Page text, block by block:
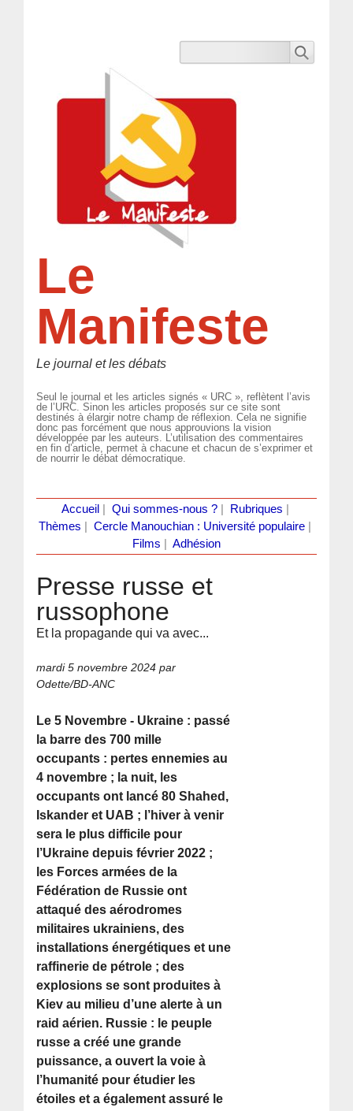
Le
Manifeste
Le journal et les débats
Seul le journal et les articles signés « URC », reflètent l’avis
de l’URC. Sinon les articles proposés sur ce site sont
destinés à élargir notre champ de réflexion. Cela ne signifie
donc pas forcément que nous approuvions la vision
développée par les auteurs. L’utilisation des commentaires
en fin d’article, permet à chacune et chacun de s’exprimer et
de nourrir le débat démocratique.
Accueil Qui sommes-nous ?| Rubriques
Thèmes
Cercle Manouchian : Université populaire
Films
Adhésion
Presse russe et
russophone
Et la propagande qui va avec...
mardi 5 novembre 2024 par
Odette/BD-ANC
Le 5 Novembre - Ukraine : passé
la barre des 700 mille
occupants : pertes ennemies au
4 novembre ; la nuit, les
occupants ont lancé 80 Shahed,
Iskander et UAB ; l’hiver à venir
sera le plus difficile pour
l’Ukraine depuis février 2022 ;
les Forces armées de la
Fédération de Russie ont
attaqué des aérodromes
militaires ukrainiens, des
installations énergétiques et une
raffinerie de pétrole ; des
explosions se sont produites à
Kiev au milieu d’une alerte à un
raid aérien. Russie : le peuple
russe a créé une grande
puissance, a ouvert la voie à
l’humanité pour étudier les
étoiles et a également assuré le